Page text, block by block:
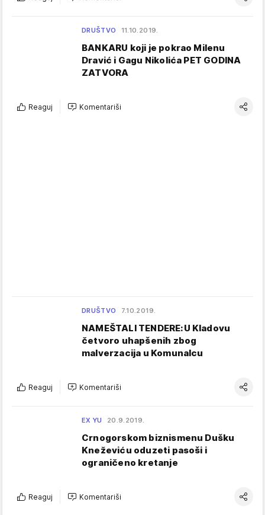
DRUŠTVO 11.10.2019.
BANKARU koji je pokrao Milenu
Dravić i Gagu Nikolića PET GODINA
ZATVORA
Reaguj Komentariši
DRUŠTVO 7.10.2019.
NAMEŠTALI TENDERE:U Kladovu
četvoro uhapšenih zbog
malverzacija u Komunalcu
Reaguj Komentariši
EX YU 20.9.2019.
Crnogorskom biznismenu Dušku
Kneževiću oduzeti pasoši i
ograničeno kretanje
Reaguj Komentariši